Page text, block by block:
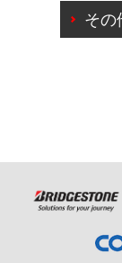
ご来店予
の日時変
その